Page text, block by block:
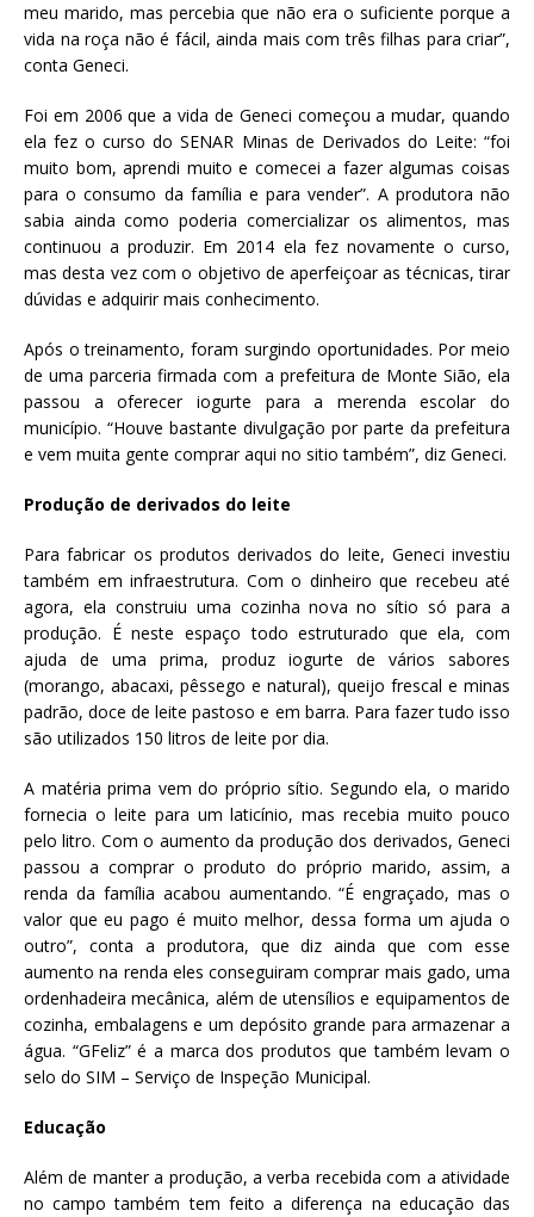
meu marido, mas percebia que não era o suficiente porque a
vida na roça não é fácil, ainda mais com três filhas para criar”,
conta Geneci.
Foi em 2006 que a vida de Geneci começou a mudar, quando
ela fez o curso do SENAR Minas de Derivados do Leite: “foi
muito bom, aprendi muito e comecei a fazer algumas coisas
para o consumo da família e para vender”. A produtora não
sabia ainda como poderia comercializar os alimentos, mas
continuou a produzir. Em 2014 ela fez novamente o curso,
mas desta vez com o objetivo de aperfeiçoar as técnicas, tirar
dúvidas e adquirir mais conhecimento.
Após o treinamento, foram surgindo oportunidades. Por meio
de uma parceria firmada com a prefeitura de Monte Sião, ela
passou a oferecer iogurte para a merenda escolar do
município. “Houve bastante divulgação por parte da prefeitura
e vem muita gente comprar aqui no sitio também”, diz Geneci.
Produção de derivados do leite
Para fabricar os produtos derivados do leite, Geneci investiu
também em infraestrutura. Com o dinheiro que recebeu até
agora, ela construiu uma cozinha nova no sítio só para a
produção. É neste espaço todo estruturado que ela, com
ajuda de uma prima, produz iogurte de vários sabores
(morango, abacaxi, pêssego e natural), queijo frescal e minas
padrão, doce de leite pastoso e em barra. Para fazer tudo isso
são utilizados 150 litros de leite por dia.
A matéria prima vem do próprio sítio. Segundo ela, o marido
fornecia o leite para um laticínio, mas recebia muito pouco
pelo litro. Com o aumento da produção dos derivados, Geneci
passou a comprar o produto do próprio marido, assim, a
renda da família acabou aumentando. “É engraçado, mas o
valor que eu pago é muito melhor, dessa forma um ajuda o
outro”, conta a produtora, que diz ainda que com esse
aumento na renda eles conseguiram comprar mais gado, uma
ordenhadeira mecânica, além de utensílios e equipamentos de
cozinha, embalagens e um depósito grande para armazenar a
água. “GFeliz” é a marca dos produtos que também levam o
selo do SIM – Serviço de Inspeção Municipal.
Educação
Além de manter a produção, a verba recebida com a atividade
no campo também tem feito a diferença na educação das